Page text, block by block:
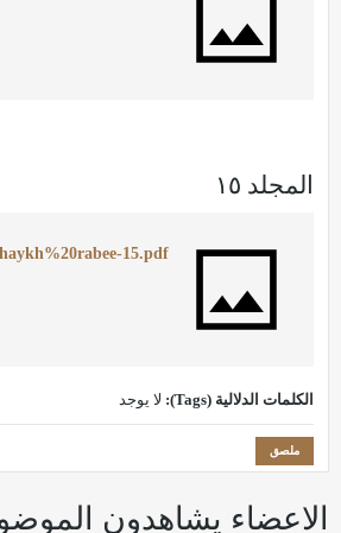
المجلد ١٥
الكلمات الدلالية (Tags): لا يوجد
ملصق